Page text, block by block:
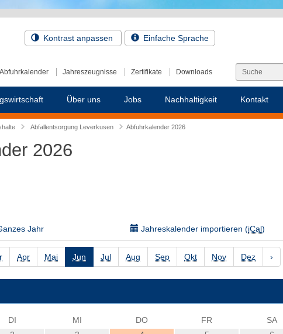
Kontrast anpassen Einfache Sprache
Abfuhrkalender Jahreszeugnisse Zertifikate Downloads
Über uns Jobs Nachhaltigkeit Kontakt
Abfallentsorgung Leverkusen Abfuhrkalender 2026
2026
Jahr Jahreskalender importieren (iCal)
Apr Mai Jun Jul Aug Sep Okt Nov Dez ›
DI MI DO FR SA